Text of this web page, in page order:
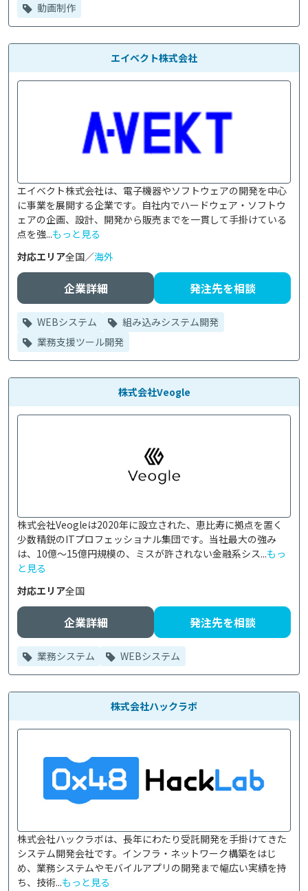
動画制作
エイベクト株式会社
エイベクト株式会社は、電子機器やソフトウェアの開発を中心
に事業を展開する企業です。自社内でハードウェア・ソフトウ
ェアの企画、設計、開発から販売までを一貫して手掛けている
点を強...もっと見る
対応エリア全国／海外
企業詳細 発注先を相談
WEBシステム
組み込みシステム開発
業務支援ツール開発
株式会社Veogle
株式会社Veogleは2020年に設立された、恵比寿に拠点を置く
少数精鋭のITプロフェッショナル集団です。当社最大の強み
は、10億〜15億円規模の、ミスが許されない金融系シス...もっ
と見る
対応エリア全国
企業詳細 発注先を相談
業務システム WEBシステム
株式会社ハックラボ
株式会社ハックラボは、長年にわたり受託開発を手掛けてきた
システム開発会社です。インフラ・ネットワーク構築をはじ
め、業務システムやモバイルアプリの開発まで幅広い実績を持
ち、技術...もっと見る